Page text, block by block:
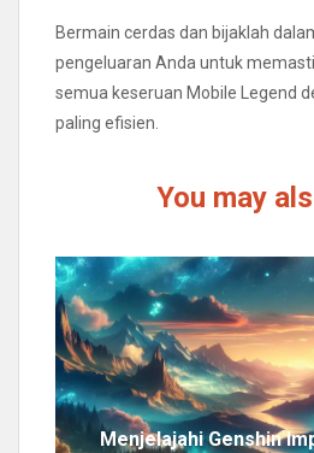
Bermain cerdas dan bijaklah
pengeluaran Anda untuk
semua keseruan Mobile Legend
paling efisien.
You may
Menjelajahi Genshin